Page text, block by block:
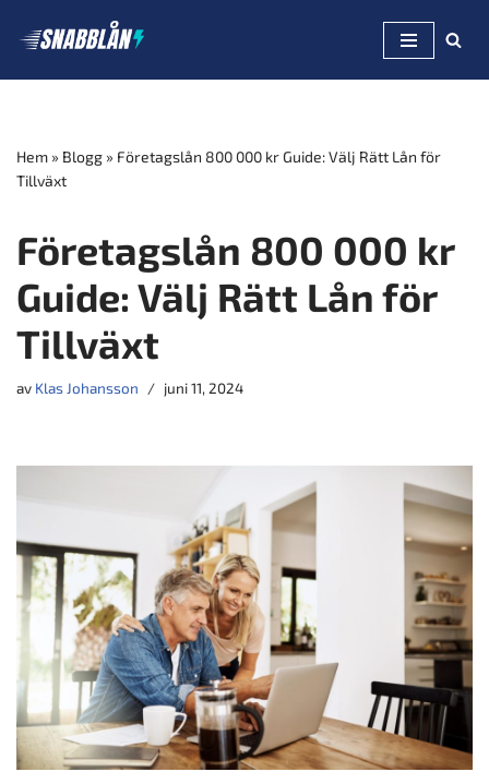
till
Hem » Blogg » Företagslån 800 000 kr Guide: Välj Rätt Lån för
Tillväxt
Företagslån 800 000 kr
Guide: Välj Rätt Lån för
Tillväxt
av Klas Johansson juni 11, 2024